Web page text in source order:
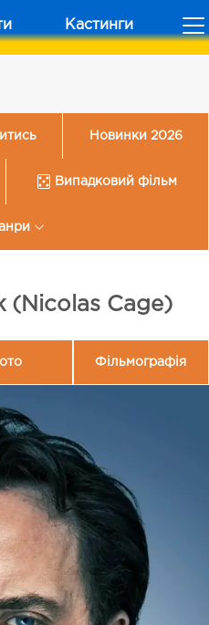
Кастинги
Новинки 2026
Випадковий фільм
(Nicolas Cage)
Фільмографія